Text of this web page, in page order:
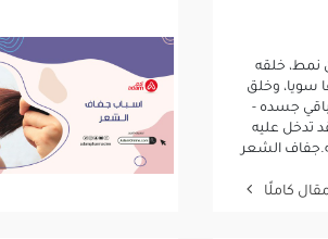
نمط، خلقه
سويا، وخلق
باقي جسده -
تدخل عليه
الشعر
كاملًا